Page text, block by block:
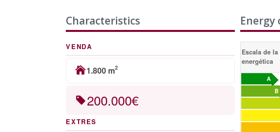
Characteristics
VENDA
1.800 m2
200.000€
EXTRES
Energy
Escala de
energética
A
B